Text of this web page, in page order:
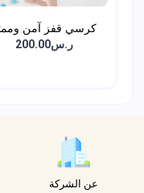
كرسي قفز آمن
للأط...ر.س200.00
عن الشركة